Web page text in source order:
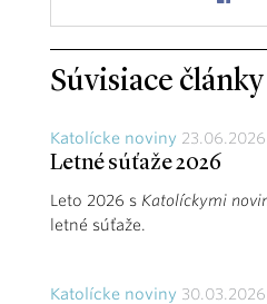
Súvisiace články
Katolícke noviny 23.06.2026
Letné súťaže 2026
Leto 2026 s Katolíckymi
letné súťaže.
Katolícke noviny 30.03.2026